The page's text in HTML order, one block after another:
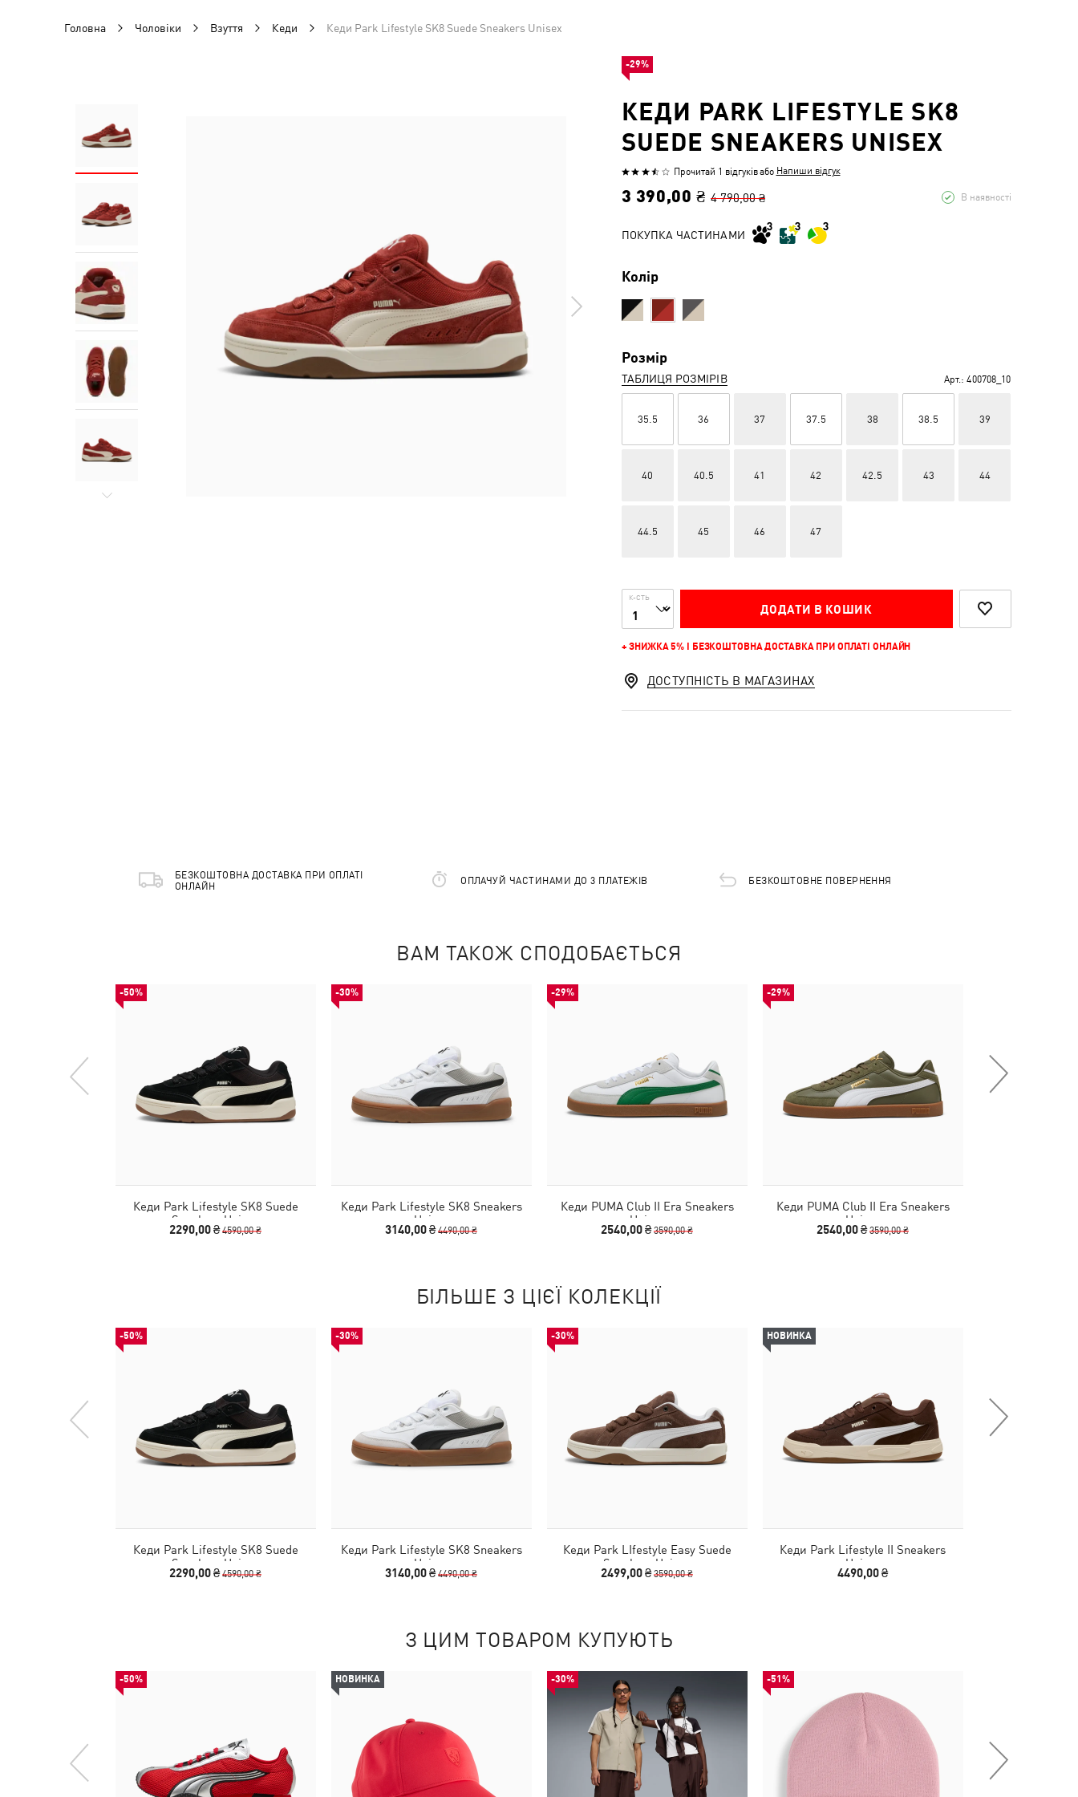
Головна Чоловіки Взуття Кеди Кеди Park Lifestyle SK8 Suede Sneakers Unisex
КЕДИ PARK LIFESTYLE SK8
SUEDE SNEAKERS UNISEX
Оцінено
з
Прочитай 1 відгуківабо Напиши відгук
3 390,00 ₴ 4 790,00 ₴ В наявності
ПОКУПКА ЧАСТИНАМИ
Колір
Розмір
ТАБЛИЦЯ РОЗМІРІВ Арт.: 400708_10
35.5 36 37 37.5 38 38.5 39
40 40.5 41 42 42.5 43 44
44.5 45 46 47
К-СТЬ
ДОДАТИ В КОШИК
+ ЗНИЖКА 5% І БЕЗКОШТОВНА ДОСТАВКА ПРИ ОПЛАТІ ОНЛАЙН
-29%
ДОСТУПНІСТЬ В МАГАЗИНАХ
БЕЗКОШТОВНА ДОСТАВКА ПРИ ОПЛАТІ
ОНЛАЙН
ОПЛАЧУЙ ЧАСТИНАМИ ДО 3 ПЛАТЕЖІВ БЕЗКОШТОВНЕ ПОВЕРНЕННЯ
ВАМ ТАКОЖ СПОДОБАЄТЬСЯ
-50%
Кеди Park Lifestyle SK8 Suede
Sneakers Unisex
2290,00 ₴4590,00 ₴
-30%
Кеди Park Lifestyle SK8 Sneakers
Unisex
3140,00 ₴4490,00 ₴
-29%
Кеди PUMA Club II Era Sneakers
Unisex
2540,00 ₴3590,00 ₴
-29%
Кеди PUMA Club II Era Sneakers
Unisex
2540,00 ₴3590,00 ₴
БІЛЬШЕ З ЦІЄЇ КОЛЕКЦІЇ
-50%
Кеди Park Lifestyle SK8 Suede
Sneakers Unisex
2290,00 ₴4590,00 ₴
-30%
Кеди Park Lifestyle SK8 Sneakers
Unisex
3140,00 ₴4490,00 ₴
-30%
Кеди Park LIfestyle Easy Suede
Sneakers Unisex
2499,00 ₴3590,00 ₴
НОВИНКА
Кеди Park Lifestyle II Sneakers
Unisex
4490,00 ₴
З ЦИМ ТОВАРОМ КУПУЮТЬ
-50% НОВИНКА -30% -51%